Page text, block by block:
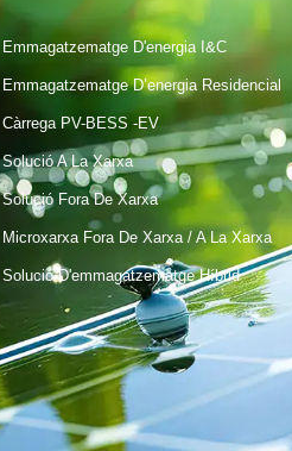
Emmagatzematge D'energia I&C
Emmagatzematge D’energia Residencial
Càrrega PV-BESS -EV
Solució A La Xarxa
Solució Fora De Xarxa
Microxarxa Fora De Xarxa / A La Xarxa
Solució D'emmagatzematge Híbrid